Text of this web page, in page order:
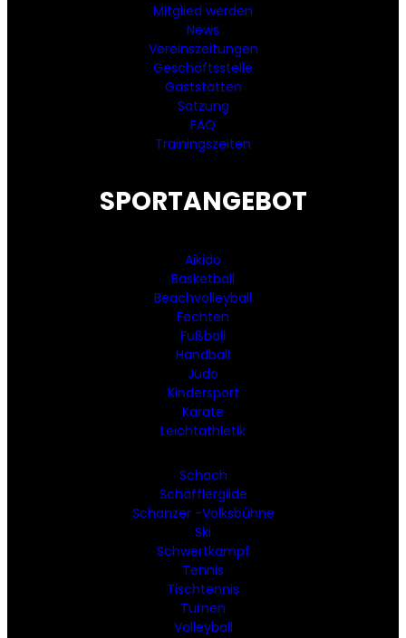
Mitglied werden
News
Vereinszeitungen
Geschäftsstelle
Gaststätten
Satzung
FAQ
Trainingszeiten
SPORTANGEBOT
Aikido
Basketball
Beachvolleyball
Fechten
Fußball
Handball
Judo
Kindersport
Karate
Leichtathletik
Schach
Schäfflergilde
Schanzer -Volksbühne
Ski
Schwertkampf
Tennis
Tischtennis
Turnen
Volleyball